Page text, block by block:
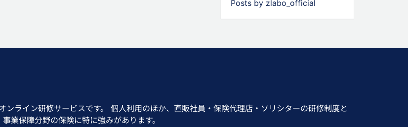
Posts by zlabo_official
ライン研修サービスです。 個人利用のほか、直販社員・保険代理店・ソリシターの研修制度と
業保障分野の保険に特に強みがあります。